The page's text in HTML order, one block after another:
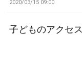
2020/03/15 09:00
子どものアクセ